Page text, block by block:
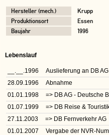
Hersteller (mech.)
Krupp
Produktionsort
Essen
Baujahr
1996
Lebenslauf
__.__.1996
Auslieferung an DB
28.09.1996
Abnahme
01.01.1998
=> DB AG - Deutsche
01.07.1999
=> DB Reise &
27.11.2003
=> DB Fernverkehr AG
01.01.2007
Vergabe der NVR-